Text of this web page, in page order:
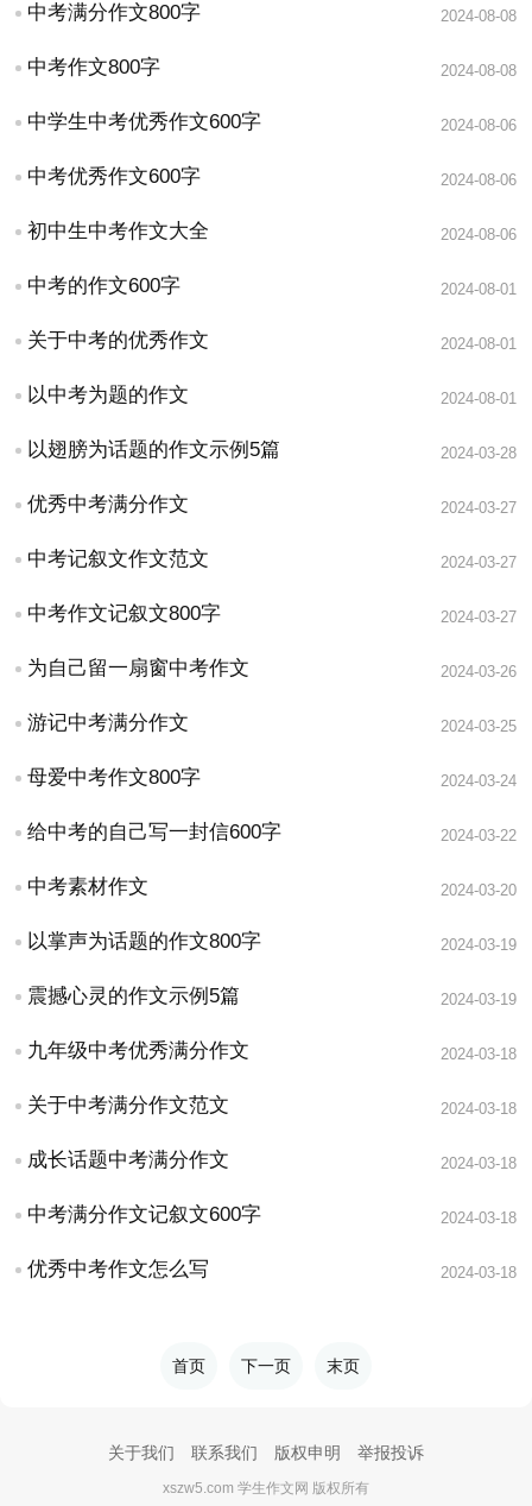
中考满分作文800字 2024-08-08
中考作文800字 2024-08-08
中学生中考优秀作文600字 2024-08-06
中考优秀作文600字 2024-08-06
初中生中考作文大全 2024-08-06
中考的作文600字 2024-08-01
关于中考的优秀作文 2024-08-01
以中考为题的作文 2024-08-01
以翅膀为话题的作文示例5篇 2024-03-28
优秀中考满分作文 2024-03-27
中考记叙文作文范文 2024-03-27
中考作文记叙文800字 2024-03-27
为自己留一扇窗中考作文 2024-03-26
游记中考满分作文 2024-03-25
母爱中考作文800字 2024-03-24
给中考的自己写一封信600字 2024-03-22
中考素材作文 2024-03-20
以掌声为话题的作文800字 2024-03-19
震撼心灵的作文示例5篇 2024-03-19
九年级中考优秀满分作文 2024-03-18
关于中考满分作文范文 2024-03-18
成长话题中考满分作文 2024-03-18
中考满分作文记叙文600字 2024-03-18
优秀中考作文怎么写 2024-03-18
首页 下一页 末页
关于我们 联系我们 版权申明 举报投诉
xszw5.com 学生作文网 版权所有